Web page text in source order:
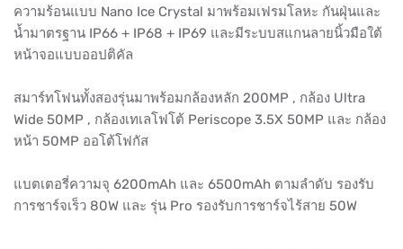
ความร้อนแบบ Nano Ice Crystal มาพร้อมเฟรมโลหะ กันฝุ่นและ
น้ำมาตรฐาน IP66 + IP68 + IP69 และมีระบบสแกนลายนิ้วมือใต้
หน้าจอแบบออปติคัล
สมาร์ทโฟนทั้งสองรุ่นมาพร้อมกล้องหลัก 200MP , กล้อง Ultra
Wide 50MP , กล้องเทเลโฟโต้ Periscope 3.5X 50MP และ กล้อง
หน้า 50MP ออโต้โฟกัส
แบตเตอรี่ความจุ 6200mAh และ 6500mAh ตามลำดับ รองรับ
การชาร์จเร็ว 80W และ รุ่น Pro รองรับการชาร์จไร้สาย 50W